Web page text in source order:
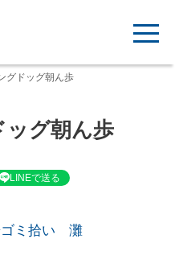
グドッグ朝ん歩
グ朝ん歩
LINEで送る
ミ拾い 灘